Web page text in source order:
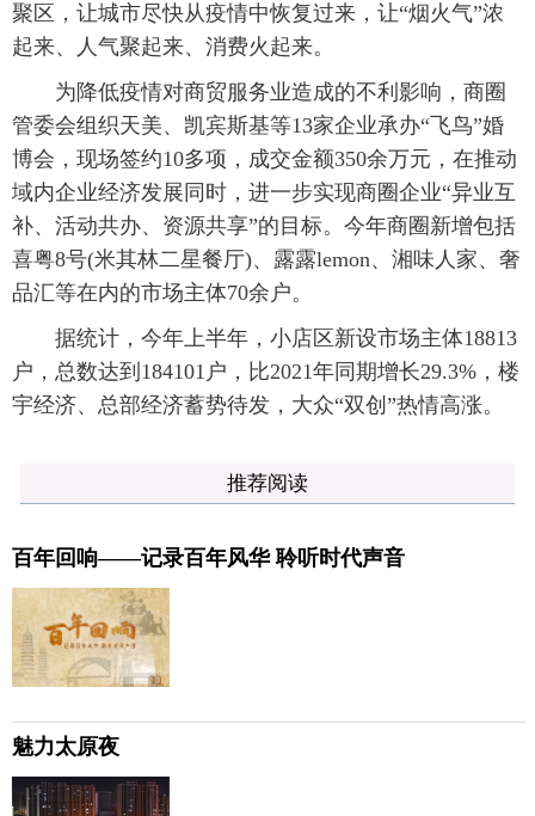
聚区，让城市尽快从疫情中恢复过来，让“烟火气”浓
起来、人气聚起来、消费火起来。
为降低疫情对商贸服务业造成的不利影响，商圈
管委会组织天美、凯宾斯基等13家企业承办“飞鸟”婚
博会，现场签约10多项，成交金额350余万元，在推动
域内企业经济发展同时，进一步实现商圈企业“异业互
补、活动共办、资源共享”的目标。今年商圈新增包括
喜粤8号(米其林二星餐厅)、露露lemon、湘味人家、奢
品汇等在内的市场主体70余户。
据统计，今年上半年，小店区新设市场主体18813
户，总数达到184101户，比2021年同期增长29.3%，楼
宇经济、总部经济蓄势待发，大众“双创”热情高涨。
推荐阅读
百年回响——记录百年风华 聆听时代声音
魅力太原夜